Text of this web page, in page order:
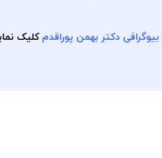
بیوگرافی دکتر بهمن پوراقدم کلیک